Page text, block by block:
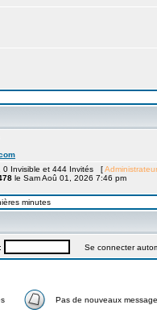
0 Invisible et 444 Invités [Administrateur
le Sam Aoû 01, 2026 7:46 pm
minutes
Se connecter
Pas de nouveaux